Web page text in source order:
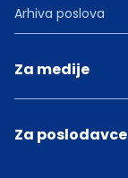
Arhiva poslova
Za medije
Za poslodavce